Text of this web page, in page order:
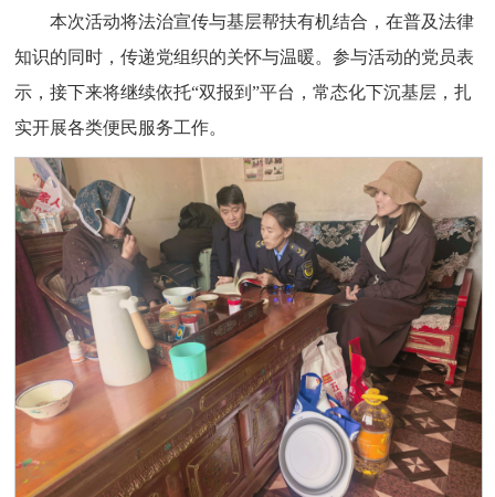
本次活动将法治宣传与基层帮扶有机结合，在普及法律
知识的同时，传递党组织的关怀与温暖。参与活动的党员表
示，接下来将继续依托“双报到”平台，常态化下沉基层，扎
实开展各类便民服务工作。